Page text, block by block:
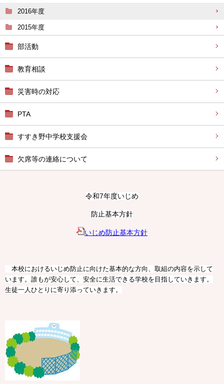
2016年度
2015年度
部活動
教育相談
災害時の対応
PTA
すすき野中学校支援会
欠席等の連絡について
令和7年度いじめ
防止基本方針
いじめ防止基本方針
本校におけるいじめ防止に向けた基本的な方向、取組の内容を示して
います。誰もが安心して、安全に生活できる学校を目指していきます。
生徒一人ひとりに寄り添っていきます。